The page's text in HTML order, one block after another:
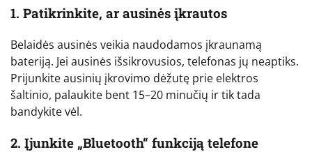
1. Patikrinkite, ar ausinės įkrautos
Belaidės ausinės veikia naudodamos įkraunamą
bateriją. Jei ausinės išsikrovusios, telefonas jų neaptiks.
Prijunkite ausinių įkrovimo dėžutę prie elektros
šaltinio, palaukite bent 15–20 minučių ir tik tada
bandykite vėl.
2. Įjunkite „Bluetooth“ funkciją telefone